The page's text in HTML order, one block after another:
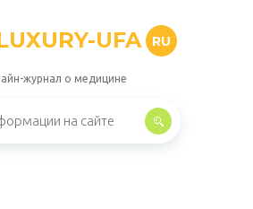
UFA RU
журнал о медицине